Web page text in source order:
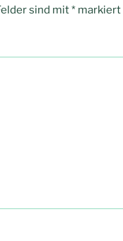
sind mit* markiert